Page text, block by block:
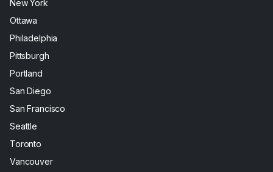
New York
Ottawa
Philadelphia
Pittsburgh
Portland
San Diego
San Francisco
Seattle
Toronto
Vancouver